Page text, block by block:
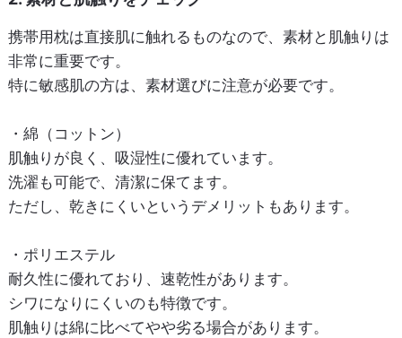
携帯用枕は直接肌に触れるものなので、素材と肌触りは
非常に重要です。
特に敏感肌の方は、素材選びに注意が必要です。
・綿（コットン）
肌触りが良く、吸湿性に優れています。
洗濯も可能で、清潔に保てます。
ただし、乾きにくいというデメリットもあります。
・ポリエステル
耐久性に優れており、速乾性があります。
シワになりにくいのも特徴です。
肌触りは綿に比べてやや劣る場合があります。